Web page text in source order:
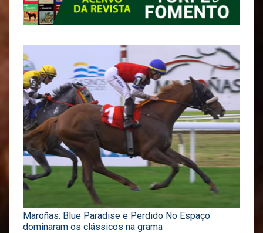
Maroñas: Blue Paradise e Perdido No Espaço
dominaram os clássicos na grama